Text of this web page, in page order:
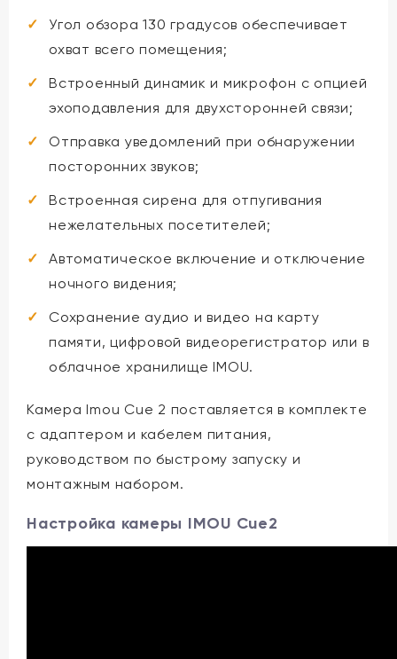
Угол обзора 130 градусов обеспечивает
охват всего помещения;
Встроенный динамик и микрофон с опцией
эхоподавления для двухсторонней связи;
Отправка уведомлений при обнаружении
посторонних звуков;
Встроенная сирена для отпугивания
нежелательных посетителей;
Автоматическое включение и отключение
ночного видения;
Сохранение аудио и видео на карту
памяти, цифровой видеорегистратор или в
облачное хранилище IMOU.
Камера Imou Cue 2 поставляется в комплекте
с адаптером и кабелем питания,
руководством по быстрому запуску и
монтажным набором.
Настройка камеры IMOU Cue2